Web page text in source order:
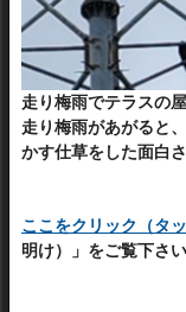
走り梅雨でテラスの
走り梅雨があがると
かす仕草をした面白
ここをクリック（タ
明け）」をご覧下さい